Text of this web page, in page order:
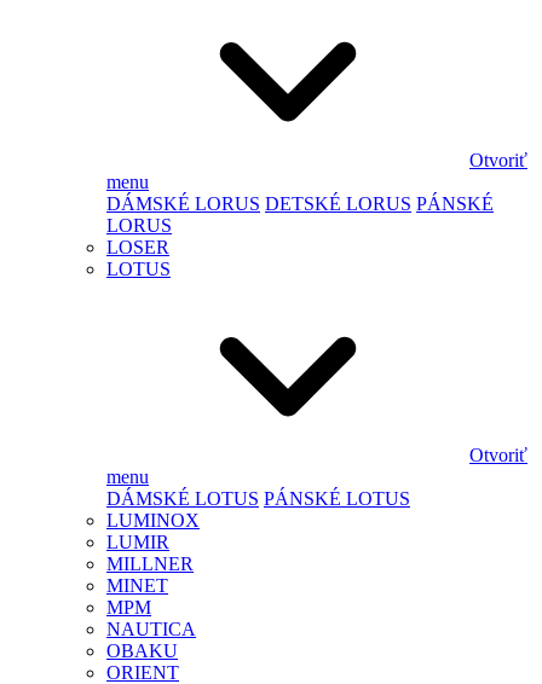
Otvoriť
menu
DÁMSKÉ LORUS DETSKÉ LORUS PÁNSKÉ
LORUS
LOSER
LOTUS
Otvoriť
menu
DÁMSKÉ LOTUS PÁNSKÉ LOTUS
LUMINOX
LUMIR
MILLNER
MINET
MPM
NAUTICA
OBAKU
ORIENT